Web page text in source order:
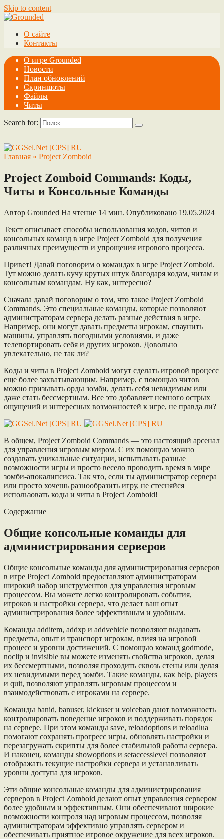
Skip to content
О сайте
Контакты
О игре Grounded
Новости
План обновлений
Скриншоты
Файлы
Читы
Search for:
Главная » Project Zomboid
Project Zomboid Commands: Коды,
Читы и Консольные Команды
Автор Grounded На чтение 14 мин. Опубликовано 19.05.2024
Текст описывает способы использования кодов, читов и
консольных команд в игре Project Zomboid для получения
различных преимуществ и упрощения игрового процесса.
Привет! Давай поговорим о командах в игре Project Zomboid.
Тут можно делать кучу крутых штук благодаря кодам, читам и
консольным командам. Ну как, интересно?
Сначала давай поговорим о том, что такое Project Zomboid
Commands. Это специальные команды, которые позволяют
администраторам сервера делать разные действия в игре.
Например, они могут давать предметы игрокам, спаунить
машины, управлять погодными условиями, и даже
телепортировать себя и других игроков. Довольно
увлекательно, не так ли?
Коды и читы в Project Zomboid могут сделать игровой процесс
еще более захватывающим. Например, с помощью читов
можно призывать орды зомби, делать себя невидимым или
даже стать бессмертным. Все это добавляет немного острых
ощущений и интересных возможностей к игре, не правда ли?
В общем, Project Zomboid Commands — это настоящий арсенал
для управления игровым миром. С их помощью можно
создавать уникальные ситуации, испытывать разные
возможности игры и просто весело проводить время в мире
зомби-апокалипсиса. Так что, если ты администратор сервера
или просто хочешь разнообразить игру, не стесняйся
использовать коды и читы в Project Zomboid!
Содержание
Общие консольные команды для
администрирования серверов
Общие консольные команды для администрирования серверов
в игре Project Zomboid предоставляют администраторам
широкий набор инструментов для управления игровым
процессом. Вы можете легко контролировать события,
игроков и настройки сервера, что делает ваш опыт
администрирования более эффективным и удобным.
Команды additem, addxp и addvehicle позволяют выдавать
предметы, опыт и транспорт игрокам, влияя на игровой
процесс и уровни достижений. С помощью команд godmode,
noclip и invisible вы можете изменять свойства игроков, делая
их бессмертными, позволяя проходить сквозь стены или делая
их невидимыми перед зомби. Такие команды, как help, players
и quit, позволяют управлять игровым процессом и
взаимодействовать с игроками на сервере.
Команды banid, banuser, kickuser и voiceban дают возможность
контролировать поведение игроков и поддерживать порядок
на сервере. При этом команды save, reloadoptions и reloadlua
помогают сохранять прогресс игры, обновлять настройки и
перезагружать скрипты для более стабильной работы сервера.
И наконец, команды showoptions и setaccesslevel позволяют
отображать текущие настройки сервера и устанавливать
уровни доступа для игроков.
Эти общие консольные команды для администрирования
серверов в Project Zomboid делают опыт управления сервером
более удобным и эффективным. Они обеспечивают широкие
возможности контроля над игровым процессом, позволяя
администраторам эффективно управлять сервером и
обеспечивать приятное игровое окружение для всех игроков.